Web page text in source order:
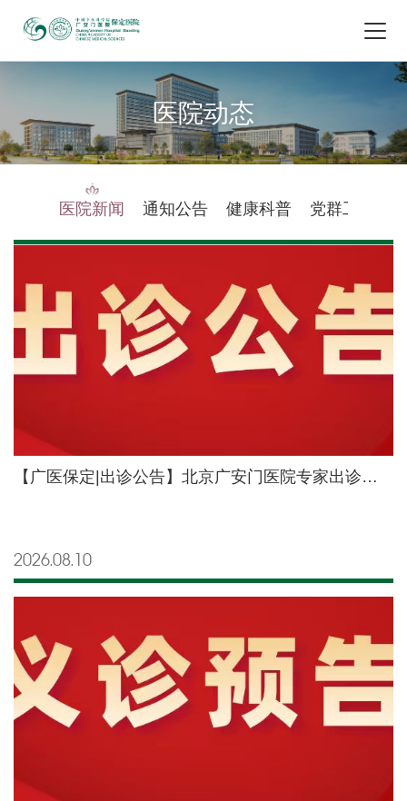
医院动态
医院新闻 通知公告 健康科普 党群工作
【广医保定|出诊公告】北京广安门医院专家出诊公告【2026年8月17日—8月23日】
2026.08 10